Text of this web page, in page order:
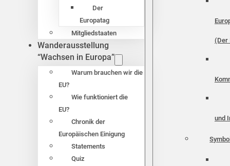
Der
Europatag
Mitgliedstaaten
Wanderausstellung
“Wachsen in Europa”
Warum brauchen wir die
EU?
Wie funktioniert die
EU?
Chronik der
Europäischen Einigung
Statements
Quiz
(Der
und